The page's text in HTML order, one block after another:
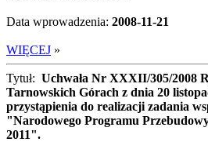
Data wprowadzenia: 2008-11-21
WIĘCEJ »
Tytuł: Uchwała Nr XXXII/305/2008
Tarnowskich Górach z dnia 20
przystąpienia do realizacji zadania
"Narodowego Programu
2011".